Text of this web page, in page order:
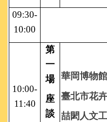
09:30-
10:00
10:00-
11:40
第
一
場
座
談
華岡博物
臺北市花
喆閎人文